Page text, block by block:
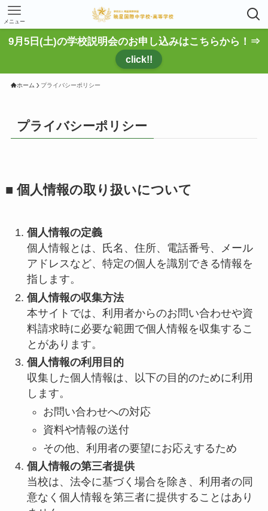
メニュー
9月5日(土)の学校説明会のお申し込みはこちらから！⇒
click!!
ホーム プライバシーポリシー
プライバシーポリシー
■ 個人情報の取り扱いについて
個人情報の定義
個人情報とは、氏名、住所、電話番号、メール
アドレスなど、特定の個人を識別できる情報を
指します。
個人情報の収集方法
本サイトでは、利用者からのお問い合わせや資
料請求時に必要な範囲で個人情報を収集するこ
とがあります。
個人情報の利用目的
収集した個人情報は、以下の目的のために利用
します。
お問い合わせへの対応
資料や情報の送付
その他、利用者の要望にお応えするため
個人情報の第三者提供
当校は、法令に基づく場合を除き、利用者の同
意なく個人情報を第三者に提供することはあり